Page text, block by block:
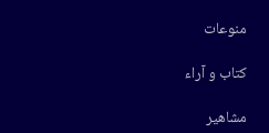
منوعات
كتاب و آراء
مشاهير